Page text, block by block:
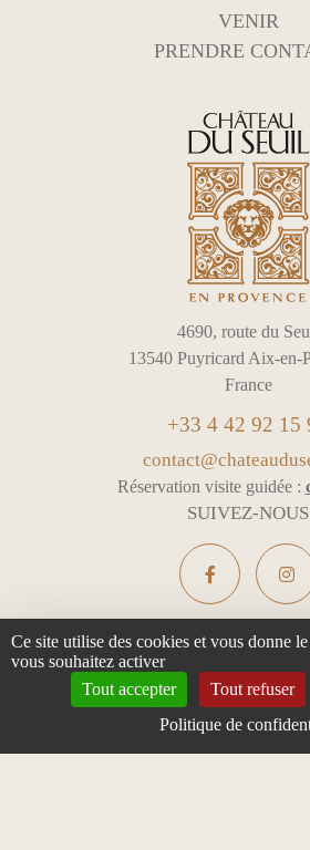
VENIR
PRENDRE
4690, route du
13540 Puyricard Aix-en-
France
+33 4 42 92 15
Réservation visite guidée :
SUIVEZ-NOUS
L'ABUS D'ALCOOL EST
À CONSOMMER AVEC
Ce site utilise des cookies et vous donne
vous souhaitez activer
Tout accepter
Tout refuser
Politique de